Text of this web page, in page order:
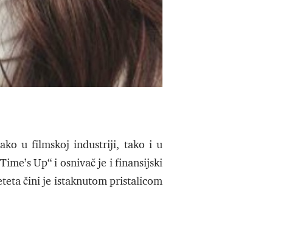
u filmskoj industriji, tako i u
Up“ i osnivač je i finansijski
čini je istaknutom pristalicom